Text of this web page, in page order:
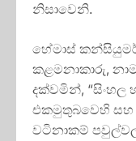
නිසාවෙනි.
හේමාස්
කළමනාකාරු,
දක්වමින්, “සිංහල
එකමුතුබවෙහි සහ
වටිනාකම්